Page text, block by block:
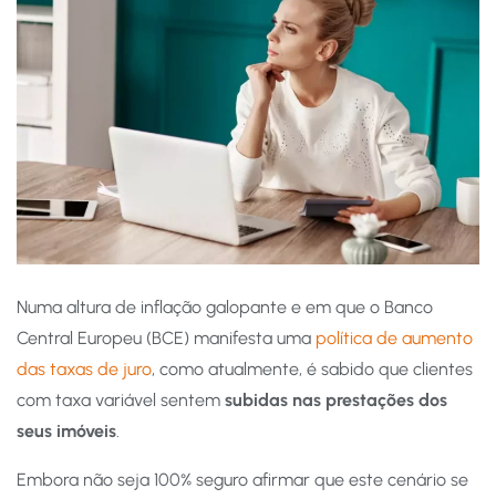
Numa altura de inflação galopante e em que o Banco
Central Europeu (BCE) manifesta uma política de aumento
das taxas de juro, como atualmente, é sabido que clientes
com taxa variável sentem subidas nas prestações dos
seus imóveis
Embora não seja 100% seguro afirmar que este cenário se